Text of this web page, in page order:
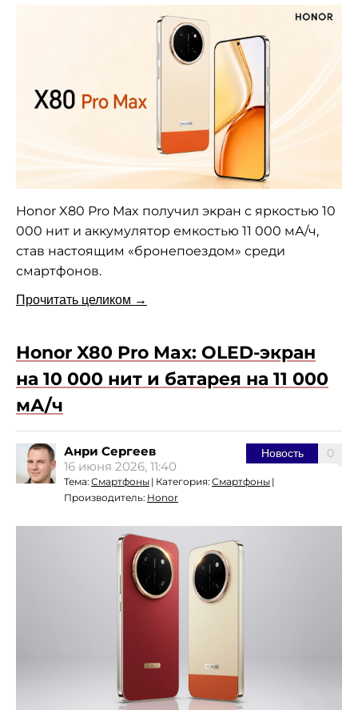
Honor X80 Pro Max получил экран с яркостью 10
000 нит и аккумулятор емкостью 11 000 мА/ч,
став настоящим «бронепоездом» среди
смартфонов.
Прочитать целиком →
Honor X80 Pro Max: OLED-экран
на 10 000 нит и батарея на 11 000
мА/ч
0
Новость
Анри Сергеев
16 июня 2026, 11:40
Тема: Смартфоны | Категория: Смартфоны |
Производитель: Honor